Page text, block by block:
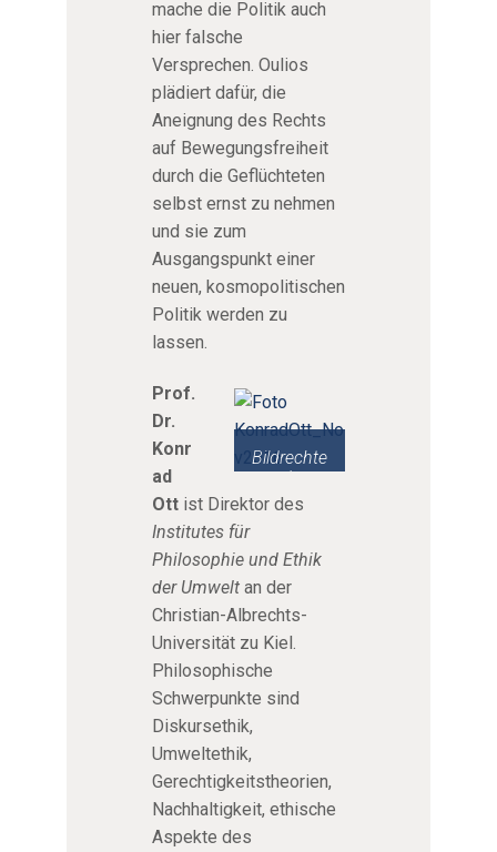
mache die Politik auch
hier falsche
Versprechen. Oulios
plädiert dafür, die
Aneignung des Rechts
auf Bewegungsfreiheit
durch die Geflüchteten
selbst ernst zu nehmen
und sie zum
Ausgangspunkt einer
neuen, kosmopolitischen
Politik werden zu
lassen.
Bildrechte
:
für
Ethik der
der CAU
zu Kiel
Prof.
Dr.
Konr
ad
Ottist Direktor des
Institutes für
Philosophie und Ethik
der Umwelt an der
Christian-Albrechts-
Universität zu Kiel.
Philosophische
Schwerpunkte sind
Diskursethik,
Umweltethik,
Gerechtigkeitstheorien,
Nachhaltigkeit, ethische
Aspekte des